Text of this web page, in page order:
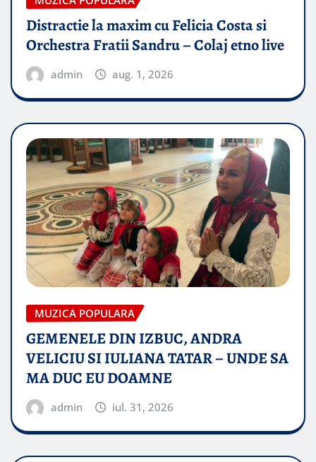
Distractie la maxim cu Felicia Costa si
Orchestra Fratii Sandru – Colaj etno live
admin aug. 1, 2026
MUZICA POPULARA
GEMENELE DIN IZBUC, ANDRA
VELICIU SI IULIANA TATAR – UNDE SA
MA DUC EU DOAMNE
admin iul. 31, 2026